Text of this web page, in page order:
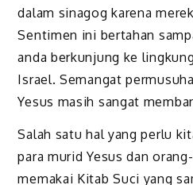
dalam sinagog karena
Sentimen ini bertahan
anda berkunjung ke
Israel. Semangat
Yesus masih sangat
Salah satu hal yang perlu
para murid Yesus dan
memakai Kitab Suci yang